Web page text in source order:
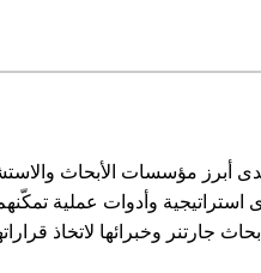
استراتيجية وأدوات عملية
جارتنر وخبرائها لاتخاذ